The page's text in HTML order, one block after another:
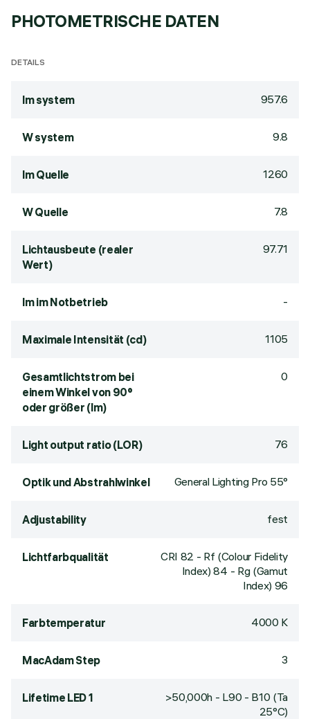
PHOTOMETRISCHE DATEN
DETAILS
lm system 957.6
W system 9.8
lm Quelle 1260
W Quelle 7.8
Lichtausbeute (realer
Wert)
97.71
lm im Notbetrieb -
Maximale Intensität (cd) 1105
Gesamtlichtstrom bei
einem Winkel von 90°
oder größer (lm)
0
Light output ratio (LOR) 76
Optik und Abstrahlwinkel General Lighting Pro 55°
Adjustability fest
Lichtfarbqualität CRI 82 - Rf (Colour Fidelity
Index) 84 - Rg (Gamut
Index) 96
Farbtemperatur 4000 K
MacAdam Step 3
Lifetime LED 1
>50,000h - L90 - B10 (Ta
25°C)